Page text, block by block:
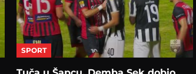
SPORT